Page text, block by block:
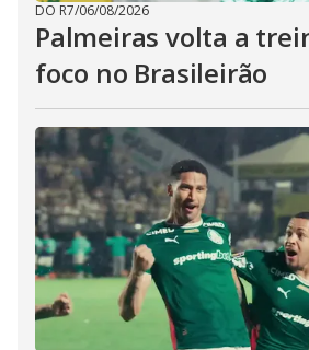
DO R7/06/08/2026
Palmeiras volta a
foco no Brasileirão